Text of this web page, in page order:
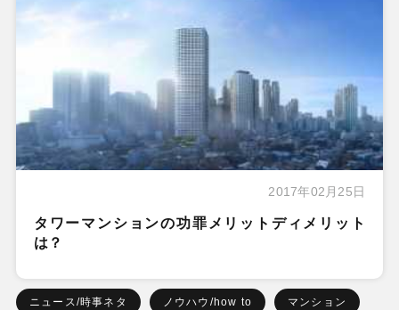
2017年02月25日
タワーマンションの功罪メリットディメリット
は？
ニュース/時事ネタ ノウハウ/how to マンション